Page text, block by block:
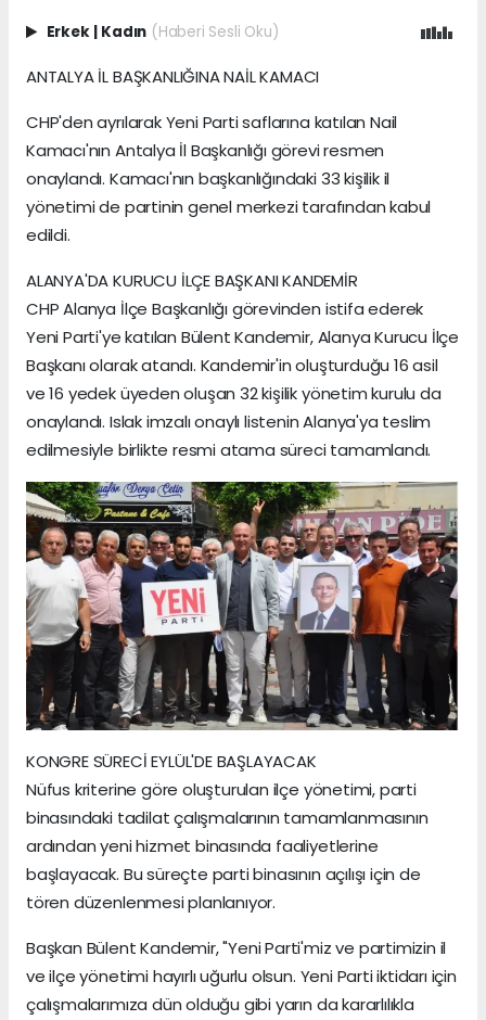
Erkek | Kadın (Haberi Sesli Oku)
ANTALYA İL BAŞKANLIĞINA NAİL KAMACI
CHP'den ayrılarak Yeni Parti saflarına katılan Nail
Kamacı'nın Antalya İl Başkanlığı görevi resmen
onaylandı. Kamacı'nın başkanlığındaki 33 kişilik il
yönetimi de partinin genel merkezi tarafından kabul
edildi.
ALANYA'DA KURUCU İLÇE BAŞKANI KANDEMİR
CHP Alanya İlçe Başkanlığı görevinden istifa ederek
Yeni Parti'ye katılan Bülent Kandemir, Alanya Kurucu İlçe
Başkanı olarak atandı. Kandemir'in oluşturduğu 16 asil
ve 16 yedek üyeden oluşan 32 kişilik yönetim kurulu da
onaylandı. Islak imzalı onaylı listenin Alanya'ya teslim
edilmesiyle birlikte resmi atama süreci tamamlandı.
KONGRE SÜRECİ EYLÜL'DE BAŞLAYACAK
Nüfus kriterine göre oluşturulan ilçe yönetimi, parti
binasındaki tadilat çalışmalarının tamamlanmasının
ardından yeni hizmet binasında faaliyetlerine
başlayacak. Bu süreçte parti binasının açılışı için de
tören düzenlenmesi planlanıyor.
Başkan Bülent Kandemir, "Yeni Parti'miz ve partimizin il
ve ilçe yönetimi hayırlı uğurlu olsun. Yeni Parti iktidarı için
çalışmalarımıza dün olduğu gibi yarın da kararlılıkla